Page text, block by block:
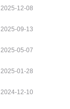
2025-12-08
2025-09-13
2025-05-07
2025-01-28
2024-12-10